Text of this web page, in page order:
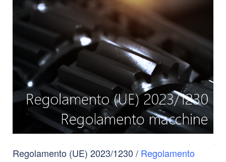
Regolamento (UE) 2023/1230 / Regolamento